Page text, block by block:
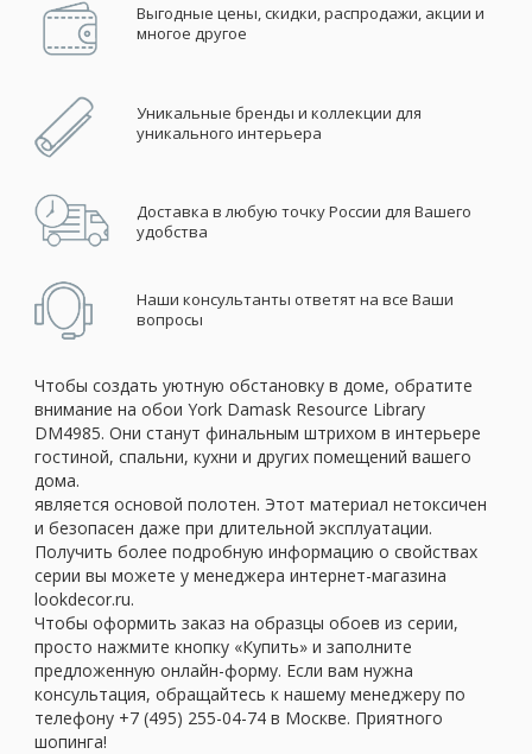
Выгодные цены, скидки, распродажи, акции и
многое другое
Уникальные бренды и коллекции для
уникального интерьера
Доставка в любую точку России для Вашего
удобства
Наши консультанты ответят на все Ваши
вопросы
Чтобы создать уютную обстановку в доме, обратите
внимание на обои York Damask Resource Library
DM4985. Они станут финальным штрихом в интерьере
гостиной, спальни, кухни и других помещений вашего
дома.
является основой полотен. Этот материал нетоксичен
и безопасен даже при длительной эксплуатации.
Получить более подробную информацию о свойствах
серии вы можете у менеджера интернет-магазина
lookdecor.ru.
Чтобы оформить заказ на образцы обоев из серии,
просто нажмите кнопку «Купить» и заполните
предложенную онлайн-форму. Если вам нужна
консультация, обращайтесь к нашему менеджеру по
телефону +7 (495) 255-04-74 в Москве. Приятного
шопинга!